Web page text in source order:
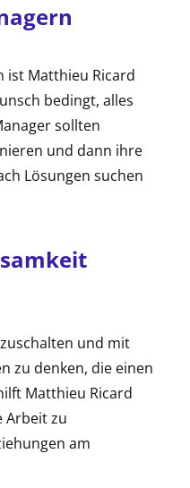
ist Matthieu Ricard
bedingt, alles
sollten
und dann ihre
Lösungen suchen
und mit
zu denken, die einen
Matthieu Ricard
Arbeit zu
am